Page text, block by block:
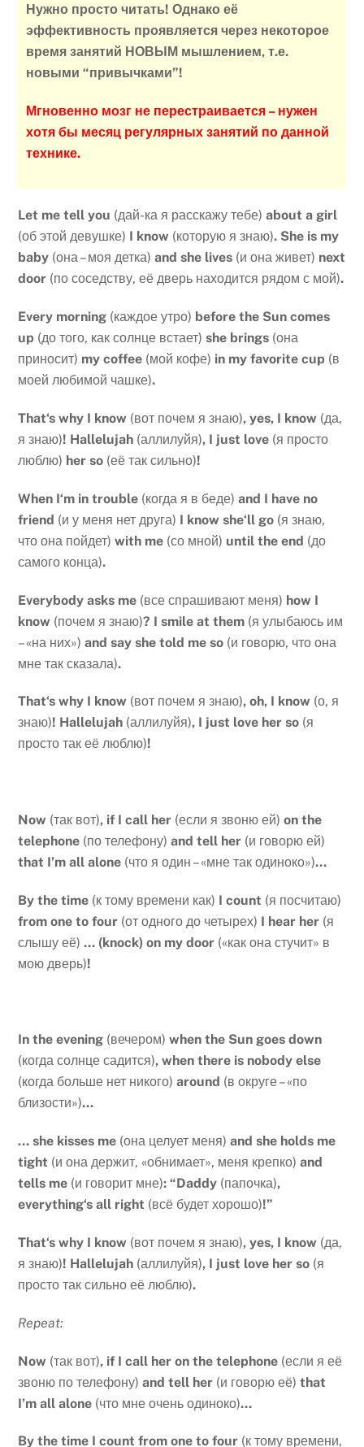
Нужно просто читать! Однако её
эффективность проявляется через некоторое
время занятий НОВЫМ мышлением, т.е.
новыми “привычками”!
Мгновенно мозг не перестраивается – нужен
хотя бы месяц регулярных занятий по данной
технике.
Let me tell you (дай-ка я расскажу тебе)about a girl
(об этой девушке) I know (которую я знаю). She is my
baby (она – моя детка)and she lives (и она живет) next
door (по соседству, её дверь находится рядом с мой).
Every morning (каждое утро) before the Sun comes
up (до того, как солнце встает)she brings (она
приносит) my coffee (мой кофе) in my favorite cup (в
моей любимой чашке).
That‘s why I know (вот почем я знаю),yes, I know (да,
я знаю)! Hallelujah (аллилуйя), I just love (я просто
люблю) her so (её так сильно)!
When I‘m in trouble (когда я в беде)and I have no
friend (и у меня нет друга) I know she‘ll go (я знаю,
что она пойдет)with me (со мной) until the end (до
самого конца).
Everybody asks me (все спрашивают меня) how I
know (почем я знаю)? I smile at them (я улыбаюсь им
– «на них»)and say she told me so (и говорю, что она
мне так сказала).
That‘s why I know (вот почем я знаю),oh, I know (о, я
знаю)! Hallelujah (аллилуйя), I just love her so (я
просто так её люблю)!
Now (так вот), if I call her (если я звоню ей) on the
telephone (по телефону) and tell her (и говорю ей)
that I’m all alone (что я один – «мне так одиноко»)…
By the time (к тому времени как) I count (я посчитаю)
from one to four (от одного до четырех) I hear her (я
слышу её) … (knock)on my door («как она стучит» в
мою дверь)!
In the evening (вечером)when the Sun goes down
(когда солнце садится),when there is nobody else
(когда больше нет никого)around (в округе – «по
близости»)…
…she kisses me (она целует меня)and she holds me
tight (и она держит, «обнимает», меня крепко)and
tells me (и говорит мне): “Daddy (папочка),
everything‘s all right (всё будет хорошо)!”
That‘s why I know (вот почем я знаю),yes, I know (да,
я знаю)! Hallelujah (аллилуйя), I just love her so (я
просто так сильно её люблю).
Repeat:
Now (так вот), if I call her on the telephone (если я её
звоню по телефону) and tell her (и говорю её) that
I’m all alone (что мне очень одиноко)…
By the time I count from one to four (к тому времени,